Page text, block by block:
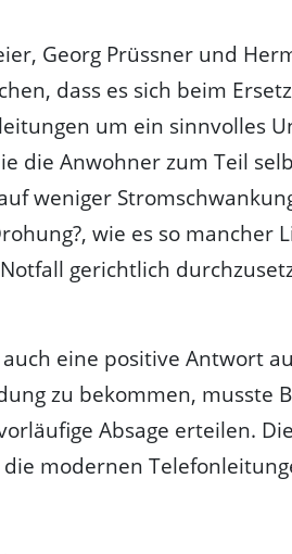
Georg Prüssner und
dass es sich beim
um ein sinnvolles
die Anwohner zum Teil
weniger
wie es so mancher
gerichtlich
eine positive Antwort
zu bekommen, musste
Absage erteilen.
modernen